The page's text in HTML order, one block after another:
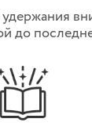
до